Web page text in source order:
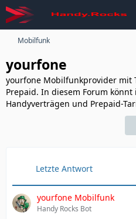
Mobilfunk
yourfone
yourfone Mobilfunkprovider mit
Prepaid. In diesem Forum
Handyverträgen und Prepaid-
Letzte Antwort
yourfone Mobilfunk
Handy Rocks Bot